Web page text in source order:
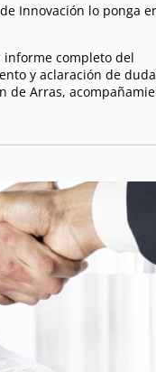
Innovación lo ponga
informe completo del
y aclaración de
de Arras,